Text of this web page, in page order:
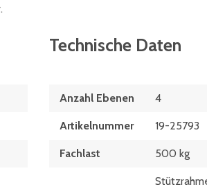
Technische Daten
Anzahl Ebenen 4
Artikelnummer 19-25793
Fachlast 500 kg